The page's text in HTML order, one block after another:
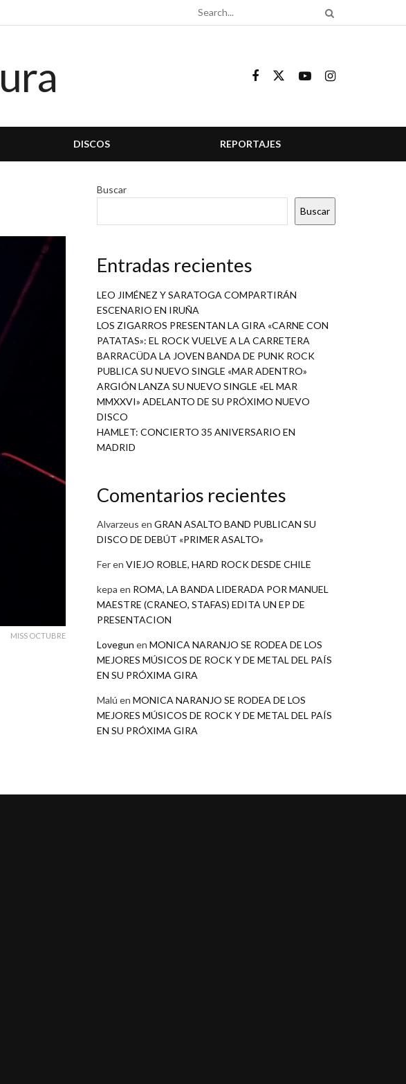
DISCOS REPORTAJES
MISS OCTUBRE
Buscar
Buscar
Entradas recientes
LEO JIMÉNEZ Y SARATOGA COMPARTIRÁN
ESCENARIO EN IRUÑA
LOS ZIGARROS PRESENTAN LA GIRA «CARNE CON
PATATAS»: EL ROCK VUELVE A LA CARRETERA
BARRACÜDA LA JOVEN BANDA DE PUNK ROCK
PUBLICA SU NUEVO SINGLE «MAR ADENTRO»
ARGIÓN LANZA SU NUEVO SINGLE «EL MAR
MMXXVI» ADELANTO DE SU PRÓXIMO NUEVO
DISCO
HAMLET: CONCIERTO 35 ANIVERSARIO EN
MADRID
Comentarios recientes
Alvarzeus en GRAN ASALTO BAND PUBLICAN SU
DISCO DE DEBÚT «PRIMER ASALTO»
Feren VIEJO ROBLE, HARD ROCK DESDE CHILE
kepa en ROMA, LA BANDA LIDERADA POR MANUEL
MAESTRE (CRANEO, STAFAS) EDITA UN EP DE
PRESENTACION
Lovegun en MONICA NARANJO SE RODEA DE LOS
MEJORES MÚSICOS DE ROCK Y DE METAL DEL PAÍS
EN SU PRÓXIMA GIRA
Malú en MONICA NARANJO SE RODEA DE LOS
MEJORES MÚSICOS DE ROCK Y DE METAL DEL PAÍS
EN SU PRÓXIMA GIRA